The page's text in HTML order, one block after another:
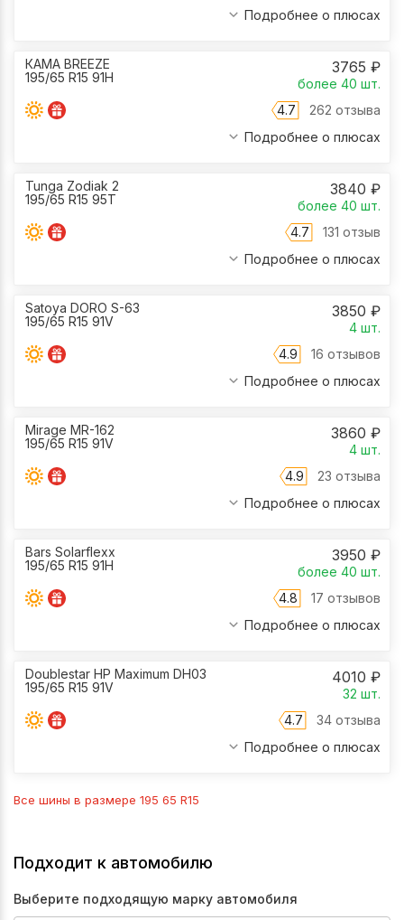
Подробнее о плюсах
КАМА BREEZE
195/65 R15 91H
3765 ₽
более 40 шт.
4.7
262 отзыва
Подробнее о плюсах
Tunga Zodiak 2
195/65 R15 95T
3840 ₽
более 40 шт.
4.7
131 отзыв
Подробнее о плюсах
Satoya DORO S-63
195/65 R15 91V
3850 ₽
4 шт.
4.9
16 отзывов
Подробнее о плюсах
Mirage MR-162
195/65 R15 91V
3860 ₽
4 шт.
4.9
23 отзыва
Подробнее о плюсах
Bars Solarflexx
195/65 R15 91H
3950 ₽
более 40 шт.
4.8
17 отзывов
Подробнее о плюсах
Doublestar HP Maximum DH03
195/65 R15 91V
4010 ₽
32 шт.
4.7
34 отзыва
Подробнее о плюсах
Все шины в размере 195 65 R15
Подходит к автомобилю
Выберите подходящую марку автомобиля